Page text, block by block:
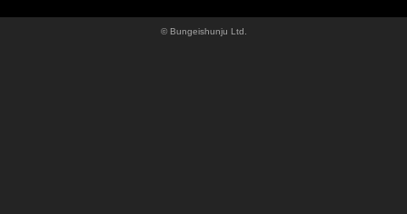
© Bungeishunju Ltd.